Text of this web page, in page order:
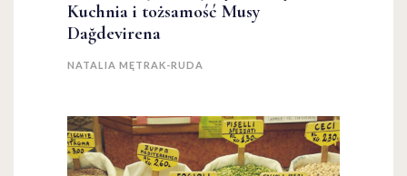
Kuchnia i tożsamość Musy
Dağdevirena
NATALIA MĘTRAK-RUDA